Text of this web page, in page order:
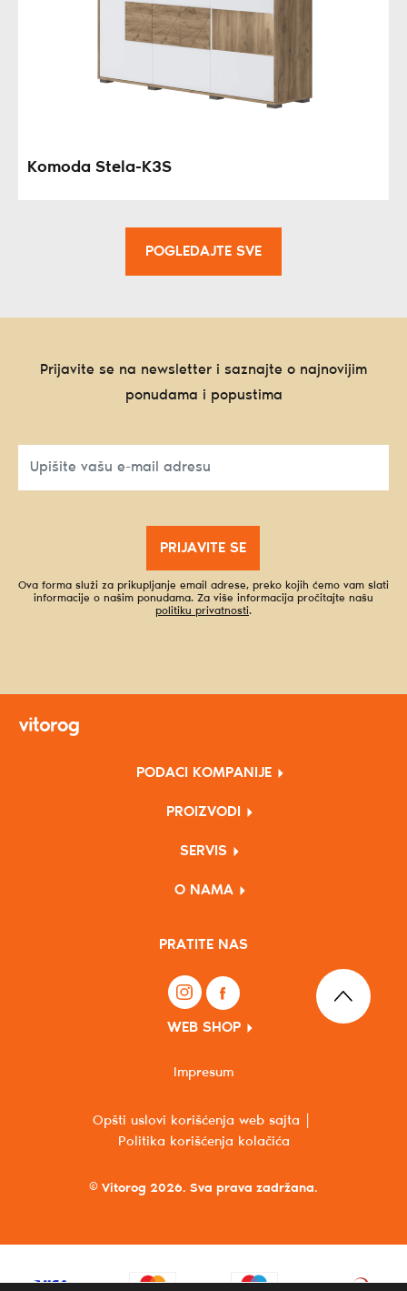
Komoda Stela-K3S
POGLEDAJTE SVE
Prijavite se na newsletter i saznajte o najnovijim
ponudama i popustima
PRIJAVITE SE
Ova forma služi za prikupljanje email adrese, preko kojih ćemo vam slati
informacije o našim ponudama. Za više informacija pročitajte našu
politiku privatnosti.
PODACI KOMPANIJE
PROIZVODI
SERVIS
O NAMA
PRATITE NAS
WEB SHOP
© Vitorog 2026. Sva prava zadržana.
Opšti uslovi korišćenja web sajta
Politika korišćenja kolačića
Impresum